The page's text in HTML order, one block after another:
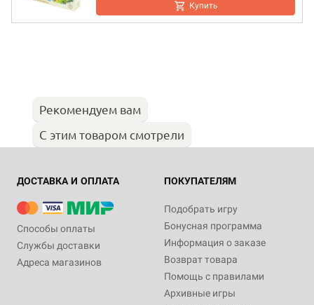
Купить
Рекомендуем вам
С этим товаром смотрели
ДОСТАВКА И ОПЛАТА
Способы оплаты
Службы доставки
Адреса магазинов
ПОКУПАТЕЛЯМ
Подобрать игру
Бонусная программа
Информация о заказе
Возврат товара
Помощь с правилами
Архивные игры